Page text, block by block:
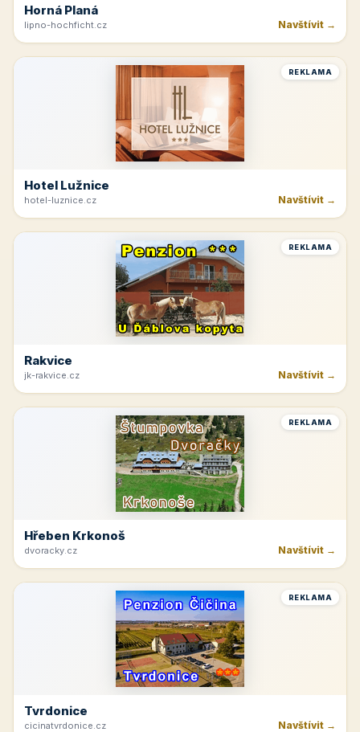
Horná Planá
lipno-hochficht.cz Navštívit →
REKLAMA
Hotel Lužnice
hotel-luznice.cz Navštívit →
REKLAMA
Rakvice
jk-rakvice.cz Navštívit →
REKLAMA
Hřeben Krkonoš
dvoracky.cz Navštívit →
REKLAMA
Tvrdonice
cicinatvrdonice.cz Navštívit →